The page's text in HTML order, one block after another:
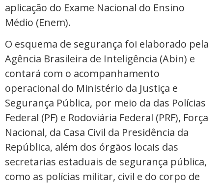
aplicação do Exame Nacional do Ensino
Médio (Enem).
O esquema de segurança foi elaborado pela
Agência Brasileira de Inteligência (Abin) e
contará com o acompanhamento
operacional do Ministério da Justiça e
Segurança Pública, por meio da das Polícias
Federal (PF) e Rodoviária Federal (PRF), Força
Nacional, da Casa Civil da Presidência da
República, além dos órgãos locais das
secretarias estaduais de segurança pública,
como as polícias militar, civil e do corpo de